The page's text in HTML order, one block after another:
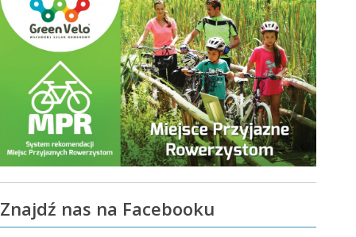
Znajdź nas na Facebooku